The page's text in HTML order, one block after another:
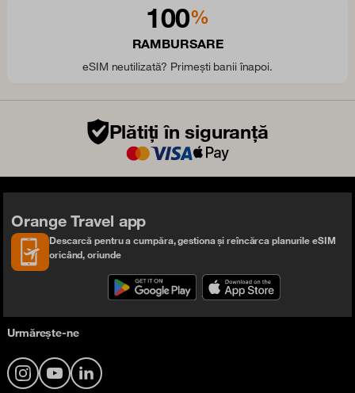
100%
RAMBURSARE
eSIM neutilizată? Primești banii înapoi.
Plătiți în siguranță
Orange Travel app
Descarcă pentru a cumpăra, gestiona și reîncărca planurile eSIM
oricând, oriunde
Urmărește-ne
InstagramYouTubeLinkedIn